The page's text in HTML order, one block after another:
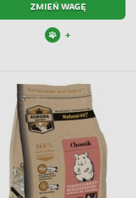
ZMIEŃ WAGĘ
+